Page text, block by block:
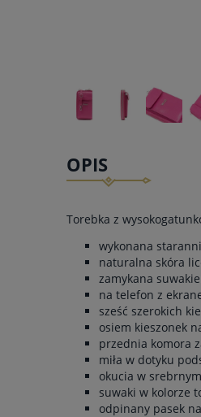
OPIS
Torebka z
wykonana
naturalna skóra
zamykana
na telefon z
sześć szerokich
osiem kieszonek
przednia komora
miła w dotyku
okucia w
suwaki w kolorze
odpinany pasek